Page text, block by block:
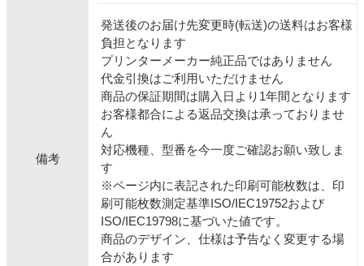
備考
発送後のお届け先変更時(転送)の送料はお客様
負担となります
プリンターメーカー純正品ではありません
代金引換はご利用いただけません
商品の保証期間は購入日より1年間となります
お客様都合による返品交換は承っておりませ
ん
対応機種、型番を今一度ご確認お願い致しま
す
※ページ内に表記された印刷可能枚数は、印
刷可能枚数測定基準ISO/IEC19752および
ISO/IEC19798に基づいた値です。
商品のデザイン、仕様は予告なく変更する場
合があります